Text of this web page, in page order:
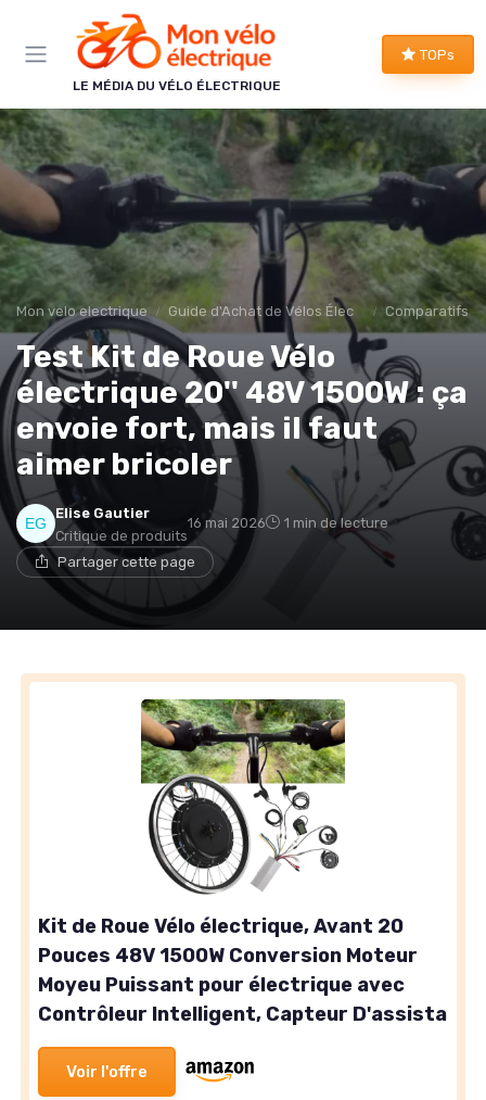
LE MÉDIA DU VÉLO ÉLECTRIQUE
TOPs
Mon velo electrique Guide d'Achat de Vélos Électriques Comparatifs
Test Kit de Roue Vélo
électrique 20'' 48V 1500W : ça
envoie fort, mais il faut
aimer bricoler
Elise Gautier
Critique de produits
16 mai 2026 1 min de lecture
Partager cette page
Kit de Roue Vélo électrique, Avant 20
Pouces 48V 1500W Conversion Moteur
Moyeu Puissant pour électrique avec
Contrôleur Intelligent, Capteur D'assista
Voir l'offre
Panneau de gestion des cookies